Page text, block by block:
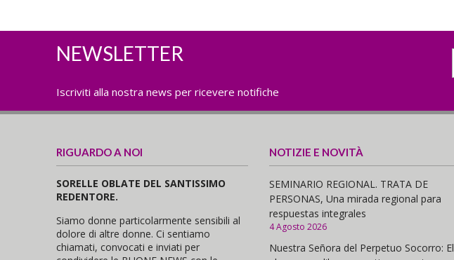
NEWSLETTER
Iscriviti alla nostra news per ricevere notifiche
RIGUARDO A NOI
SORELLE OBLATE DEL SANTISSIMO
REDENTORE.
Siamo donne particolarmente sensibili al
dolore di altre donne. Ci sentiamo
chiamati, convocati e inviati per
NOTIZIE E NOVITÀ
SEMINARIO REGIONAL. TRATA DE
PERSONAS, Una mirada regional para
respuestas integrales
4 Agosto 2026
Nuestra Señora del Perpetuo Socorro: El